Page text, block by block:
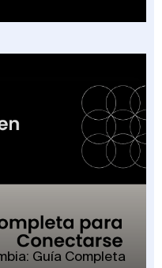
Guía Completa